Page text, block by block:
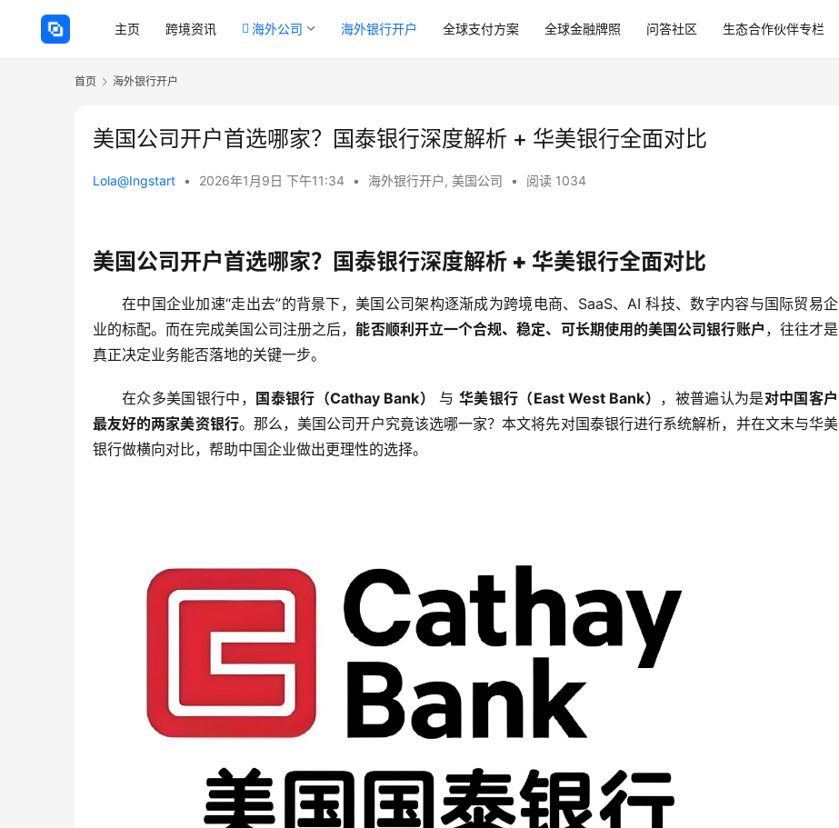
主页 跨境资讯 海外公司 海外银行开户 全球支付方案 全球金融牌照 问答社区 生态合作伙伴专栏
首页 海外银行开户
美国公司开户首选哪家？国泰银行深度解析 + 华美银行全面对比
Lola@Ingstart • 2026年1月9日 下午11:34 • 海外银行开户, 美国公司 • 阅读 1034
美国公司开户首选哪家？国泰银行深度解析 + 华美银行全面对比
在中国企业加速“走出去”的背景下，美国公司架构逐渐成为跨境电商、SaaS、AI 科技、数字内容与国际贸易企
业的标配。而在完成美国公司注册之后，能否顺利开立一个合规、稳定、可长期使用的美国公司银行账户 ，往往才是
真正决定业务能否落地的关键一步。
在众多美国银行中， 国泰银行（Cathay Bank） 与 华美银行（East West Bank） ，被普遍认为是对中国客户
最友好的两家美资银行。那么，美国公司开户究竟该选哪一家？本文将先对国泰银行进行系统解析，并在文末与华美
银行做横向对比，帮助中国企业做出更理性的选择。